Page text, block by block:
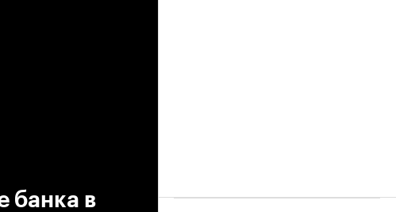
банка в